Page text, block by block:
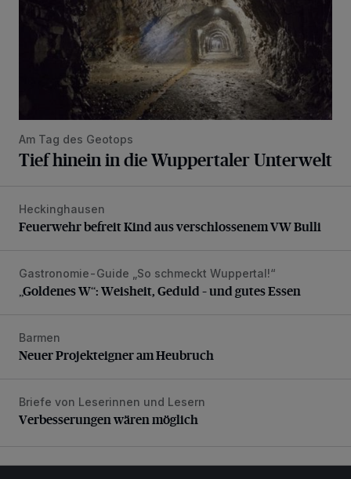
Am Tag des Geotops
Tief hinein in die Wuppertaler Unterwelt
Feuerwehr befreit Kind aus verschlossenem VW Bulli
Heckinghausen
Feuerwehr befreit Kind aus verschlossenem VW Bulli
„Goldenes W“: Weisheit, Geduld – und gutes Essen
Gastronomie-Guide „So schmeckt Wuppertal!“
„Goldenes W“: Weisheit, Geduld – und gutes Essen
Neuer Projekteigner am Heubruch
Barmen
Neuer Projekteigner am Heubruch
Verbesserungen wären möglich
Briefe von Leserinnen und Lesern
Verbesserungen wären möglich